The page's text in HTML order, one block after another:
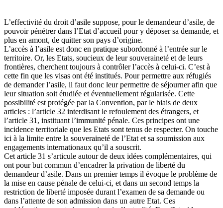
L’effectivité du droit d’asile suppose, pour le demandeur d’asile, de
pouvoir pénétrer dans l’Etat d’accueil pour y déposer sa demande, et
plus en amont, de quitter son pays d’origine.
L’accès à l’asile est donc en pratique subordonné à l’entrée sur le
territoire. Or, les Etats, soucieux de leur souveraineté et de leurs
frontières, cherchent toujours à contrôler l’accès à celui-ci. C’est à
cette fin que les visas ont été institués. Pour permettre aux réfugiés
de demander l’asile, il faut donc leur permettre de séjourner afin que
leur situation soit étudiée et éventuellement régularisée. Cette
possibilité est protégée par la Convention, par le biais de deux
articles : l’article 32 interdisant le refoulement des étrangers, et
l’article 31, instituant l’immunité pénale. Ces principes ont une
incidence territoriale que les Etats sont tenus de respecter. On touche
ici à la limite entre la souveraineté de l’Etat et sa soumission aux
engagements internationaux qu’il a souscrit.
Cet article 31 s’articule autour de deux idées complémentaires, qui
ont pour but commun d’encadrer la privation de liberté du
demandeur d’asile. Dans un premier temps il évoque le problème de
la mise en cause pénale de celui-ci, et dans un second temps la
restriction de liberté imposée durant l’examen de sa demande ou
dans l’attente de son admission dans un autre Etat. Ces